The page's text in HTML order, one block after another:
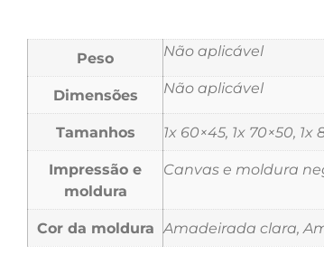
Peso Não aplicável
Dimensões Não aplicável
Tamanhos 1x 60×45, 1x 70×50, 1x
Impressão e
moldura
Canvas e moldura
Cor da moldura Amadeirada clara,